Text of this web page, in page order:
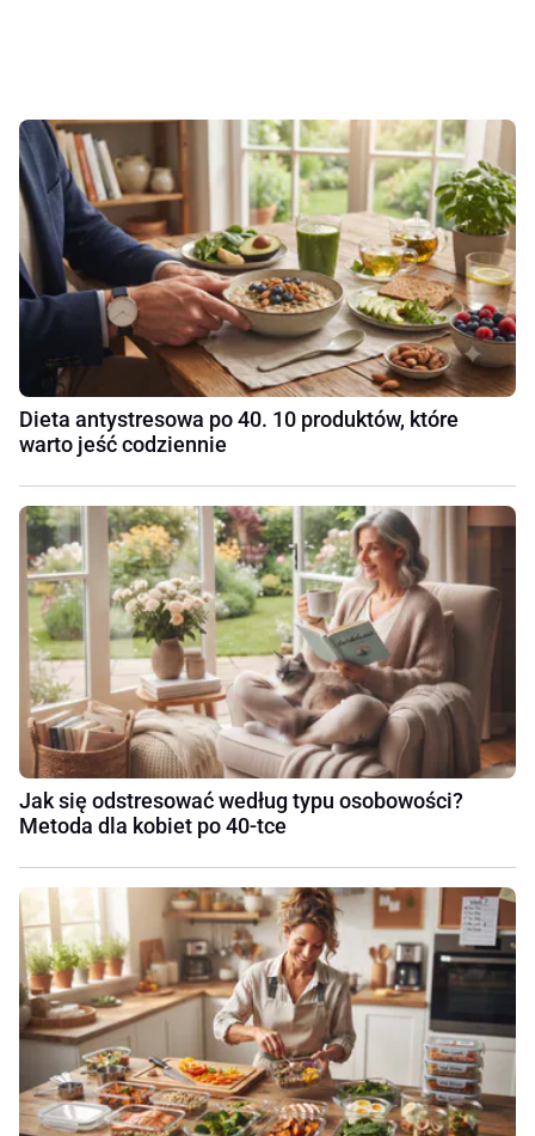
Dieta antystresowa po 40. 10 produktów, które
warto jeść codziennie
Jak się odstresować według typu osobowości?
Metoda dla kobiet po 40-tce